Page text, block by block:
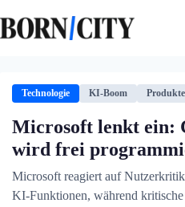
Inhalt
springen
Technologie KI-Boom
Microsoft lenkt ein:
wird frei
Microsoft reagiert auf
KI-Funktionen, während kritische